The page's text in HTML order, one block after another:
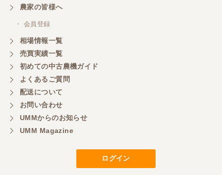
三重県／
嫌な顔をせずに一生懸命頑張ってくれる中山さんに
感謝しています。ここで3台買いましたが、これから
もよろしくお願いしたいです。
三重県／
初めてコンバインを買いに行ったのですが、とても
明るい方に担当していただき細かく説明して下さっ
てとても嬉しかったです。
担当さんの説明が丁寧で分かりやすく、急な要望に
も迅速に対応して頂き非常に助かりました。
農家の皆様へ
・ 会員登録
相場情報一覧
売買実績一覧
初めての中古農機ガイド
よくあるご質問
配送について
お問い合わせ
UMMからのお知らせ
UMM Magazine
ログイン